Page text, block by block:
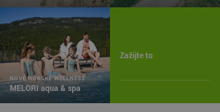
NOVÉ HORSKÉ WELLNESS
MELORI aqua & spa
Zažijte to